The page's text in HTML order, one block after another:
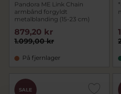
Pandora ME Link Chain
armbånd forgyldt
metalblanding (15-23 cm)
1.099,00 kr
879,20 kr
På fjernlager
SALE